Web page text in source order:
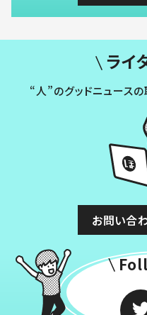
ライ
“人”のグッドニュース
お問い合